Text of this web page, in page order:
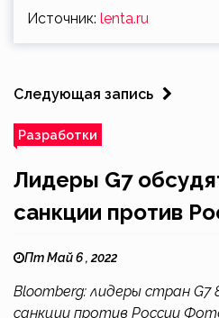
Источник: lenta.ru
Следующая запись
Разработки
Лидеры G7
санкции против
Пт Май 6 , 2022
Bloomberg: лидеры стран
санкции против России